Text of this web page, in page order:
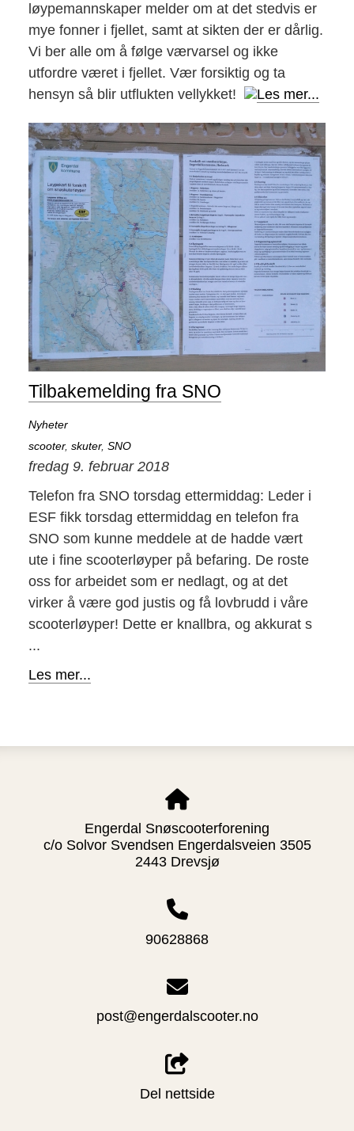
løypemannskaper melder om at det stedvis er
mye fonner i fjellet, samt at sikten der er dårlig.
Vi ber alle om å følge værvarsel og ikke
utfordre været i fjellet. Vær forsiktig og ta
hensyn så blir utflukten vellykket!
Les mer...
Tilbakemelding fra SNO
Nyheter
scooter, skuter, SNO
fredag 9. februar 2018
Telefon fra SNO torsdag ettermiddag: Leder i
ESF fikk torsdag ettermiddag en telefon fra
SNO som kunne meddele at de hadde vært
ute i fine scooterløyper på befaring. De roste
oss for arbeidet som er nedlagt, og at det
virker å være god justis og få lovbrudd i våre
scooterløyper! Dette er knallbra, og akkurat s
...
Les mer...
Engerdal Snøscooterforening
c/o Solvor Svendsen Engerdalsveien 3505
2443 Drevsjø
90628868
post@engerdalscooter.no
Del nettside